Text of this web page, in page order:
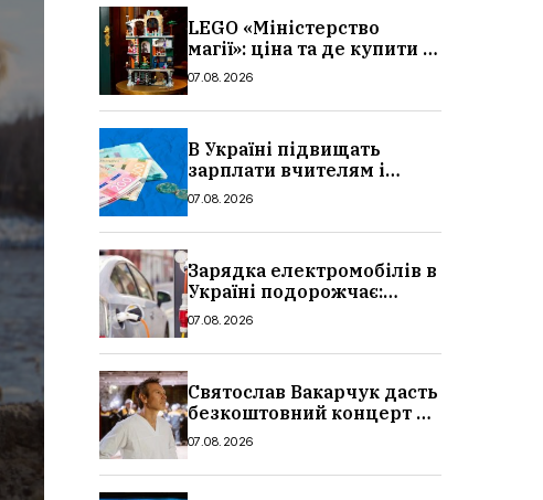
LEGO «Міністерство
магії»: ціна та де купити в
Україні
07.08.2026
В Україні підвищать
зарплати вчителям і
стипендії студентам з 1
суми, розмір
07.08.2026
Зарядка електромобілів в
Україні подорожчає:
причина і нові ціни з
07.08.2026
Святослав Вакарчук дасть
безкоштовний концерт у
Львові: дата і місце
07.08.2026